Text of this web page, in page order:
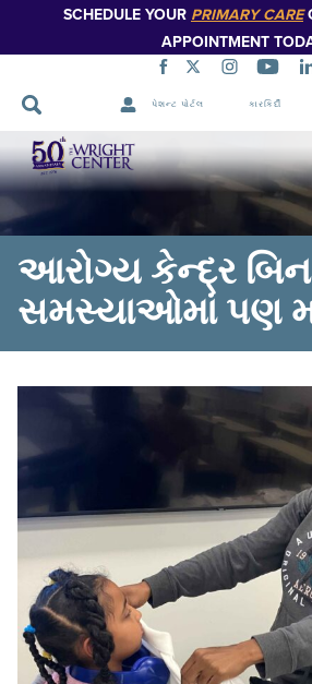
SCHEDULE YOUR PRIMARY CARE
APPOINTMENT
પેશન્ટ પોર્ટલ કારકિર્દી
નેવિગેશન
છોડો
આરોગ્ય કેન્દ્ર
સમસ્યાઓમાં પણ